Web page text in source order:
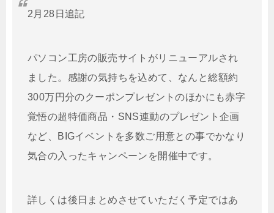
2月28日追記
パソコン工房の販売サイトがリニューアルされ
ました。感謝の気持ちを込めて、なんと総額約
300万円分のクーポンプレゼントのほかにも赤字
覚悟の超特価商品・SNS連動のプレゼント企画
など、BIGイベントを多数ご用意との事でかなり
気合の入ったキャンペーンを開催中です。
詳しくは後日まとめさせていただく予定ではあ